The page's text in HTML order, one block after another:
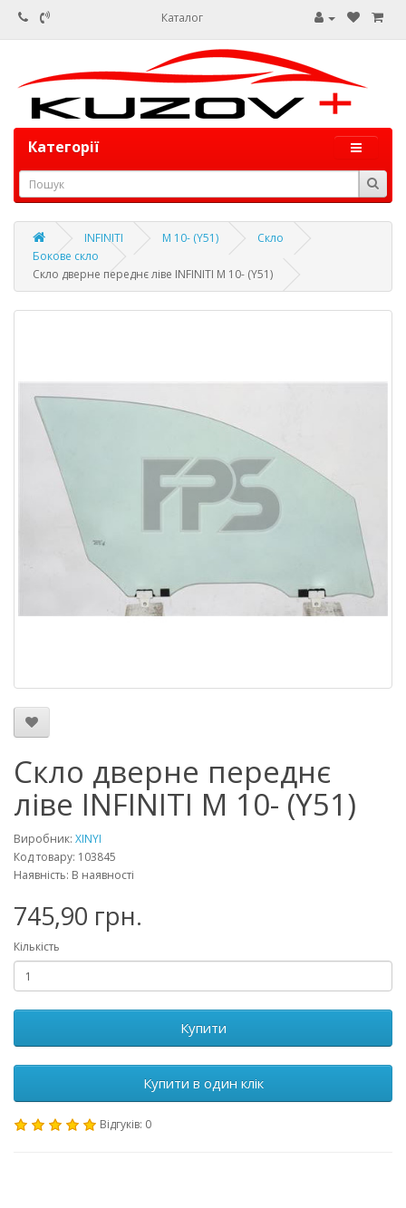
Каталог
Категорії
INFINITI M 10- (Y51)
Скло
Бокове скло
Скло дверне переднє ліве INFINITI M 10- (Y51)
Скло дверне переднє
ліве INFINITI M 10- (Y51)
Виробник: XINYI
Код товару: 103845
Наявність: В наявності
745,90 грн.
Кількість
Купити
Купити в один клік
Відгуків: 0